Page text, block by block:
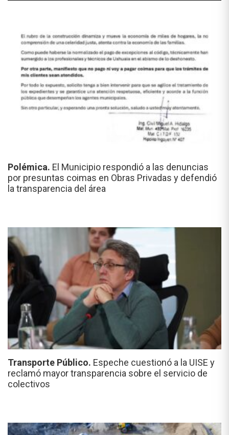
Polémica. El Municipio respondió a las denuncias
por presuntas coimas en Obras Privadas y defendió
la transparencia del área
Transporte Público. Espeche cuestionó a la UISE y
reclamó mayor transparencia sobre el servicio de
colectivos